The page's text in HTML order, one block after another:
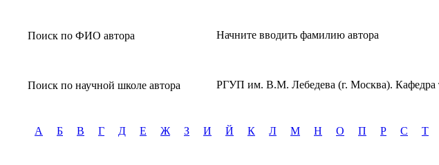
Поиск по ФИО автора Начните вводить фамилию автора
Поиск по научной школе автора РГУП им. В.М. Лебедева (г. Москва). Кафедра
А Б В Г Д Е Ж З И Й К Л М Н О П Р С Т